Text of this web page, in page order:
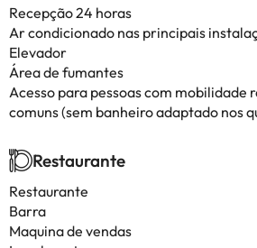
Recepção 24 horas
Ar condicionado nas principais
Elevador
Área de fumantes
Acesso para pessoas com mobilidade
comuns (sem banheiro adaptado nos
Restaurante
Restaurante
Barra
Maquina de vendas